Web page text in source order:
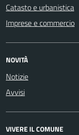
Catasto e urbanistica
Imprese e commercio
NOVITÀ
Notizie
Avvisi
VIVERE IL COMUNE